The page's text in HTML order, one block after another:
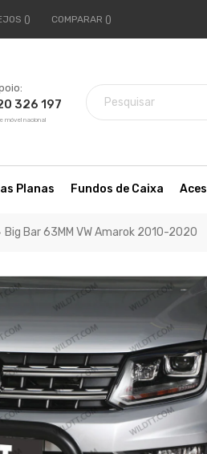
COMPARAR
326 197
móvel nacional
Planas Fundos de Caixa
Big Bar 63MM VW Amarok 2010-2020